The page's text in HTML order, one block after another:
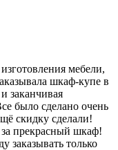
мебели,
шкаф-купе в
заканчивая
было сделано очень
скидку сделали!
за прекрасный шкаф!
заказывать только